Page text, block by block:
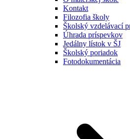
Kontakt
Filozofia školy
Školský vzdelávací
Úhrada príspevkov
Jedálny lístok v ŠJ
Školský poriadok
Fotodokumentácia